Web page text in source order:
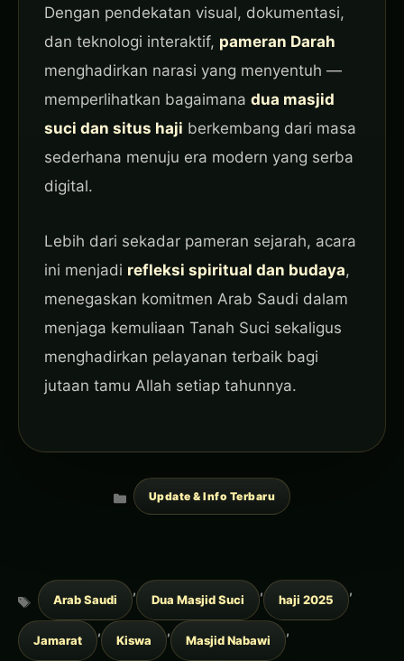
Dengan pendekatan visual, dokumentasi,
dan teknologi interaktif, pameran Darah
menghadirkan narasi yang menyentuh —
memperlihatkan bagaimana dua masjid
suci dan situs haji berkembang dari masa
sederhana menuju era modern yang serba
digital.
Lebih dari sekadar pameran sejarah, acara
ini menjadi refleksi spiritual dan budaya,
menegaskan komitmen Arab Saudi dalam
menjaga kemuliaan Tanah Suci sekaligus
menghadirkan pelayanan terbaik bagi
jutaan tamu Allah setiap tahunnya.
Update & Info Terbaru
Tags
Arab Saudi
,
Dua Masjid Suci
,
haji 2025
,
Jamarat
,
Kiswa
,
Masjid Nabawi
,